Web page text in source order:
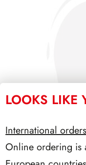
LOOKS LIKE
International orders
Online ordering is